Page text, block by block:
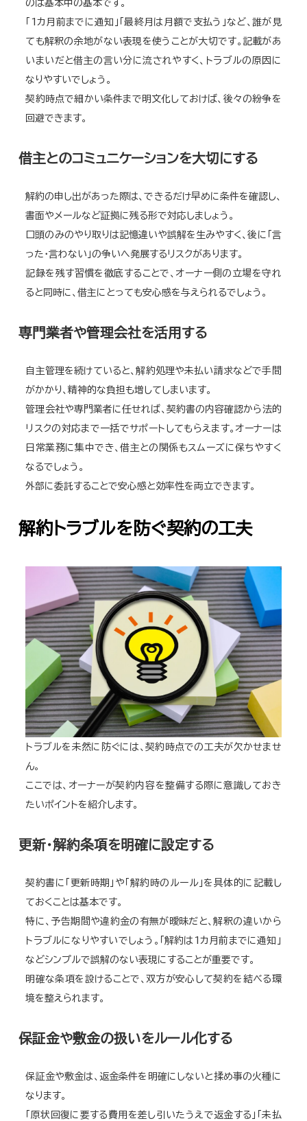
のは基本中の基本です。
「1カ月前までに通知」「最終月は月額で支払う」など、誰が見
ても解釈の余地がない表現を使うことが大切です。記載があ
いまいだと借主の言い分に流されやすく、トラブルの原因に
なりやすいでしょう。
契約時点で細かい条件まで明文化しておけば、後々の紛争を
回避できます。
借主とのコミュニケーションを大切にする
解約の申し出があった際は、できるだけ早めに条件を確認し、
書面やメールなど証拠に残る形で対応しましょう。
口頭のみのやり取りは記憶違いや誤解を生みやすく、後に「言
った・言わない」の争いへ発展するリスクがあります。
記録を残す習慣を徹底することで、オーナー側の立場を守れ
ると同時に、借主にとっても安心感を与えられるでしょう。
専門業者や管理会社を活用する
自主管理を続けていると、解約処理や未払い請求などで手間
がかかり、精神的な負担も増してしまいます。
管理会社や専門業者に任せれば、契約書の内容確認から法的
リスクの対応まで一括でサポートしてもらえます。オーナーは
日常業務に集中でき、借主との関係もスムーズに保ちやすく
なるでしょう。
外部に委託することで安心感と効率性を両立できます。
解約トラブルを防ぐ契約の工夫
トラブルを未然に防ぐには、契約時点での工夫が欠かせませ
ん。
ここでは、オーナーが契約内容を整備する際に意識しておき
たいポイントを紹介します。
更新・解約条項を明確に設定する
契約書に「更新時期」や「解約時のルール」を具体的に記載し
ておくことは基本です。
特に、予告期間や違約金の有無が曖昧だと、解釈の違いから
トラブルになりやすいでしょう。「解約は1カ月前までに通知」
などシンプルで誤解のない表現にすることが重要です。
明確な条項を設けることで、双方が安心して契約を結べる環
境を整えられます。
保証金や敷金の扱いをルール化する
保証金や敷金は、返金条件を明確にしないと揉め事の火種に
なります。
「原状回復に要する費用を差し引いたうえで返金する」「未払